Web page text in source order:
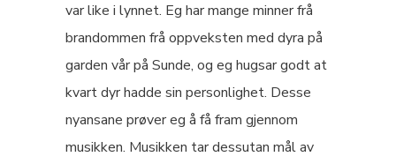
var like i lynnet. Eg har mange minner frå
brandommen frå oppveksten med dyra på
garden vår på Sunde, og eg hugsar godt at
kvart dyr hadde sin personlighet. Desse
nyansane prøver eg å få fram gjennom
musikken. Musikken tar dessutan mål av